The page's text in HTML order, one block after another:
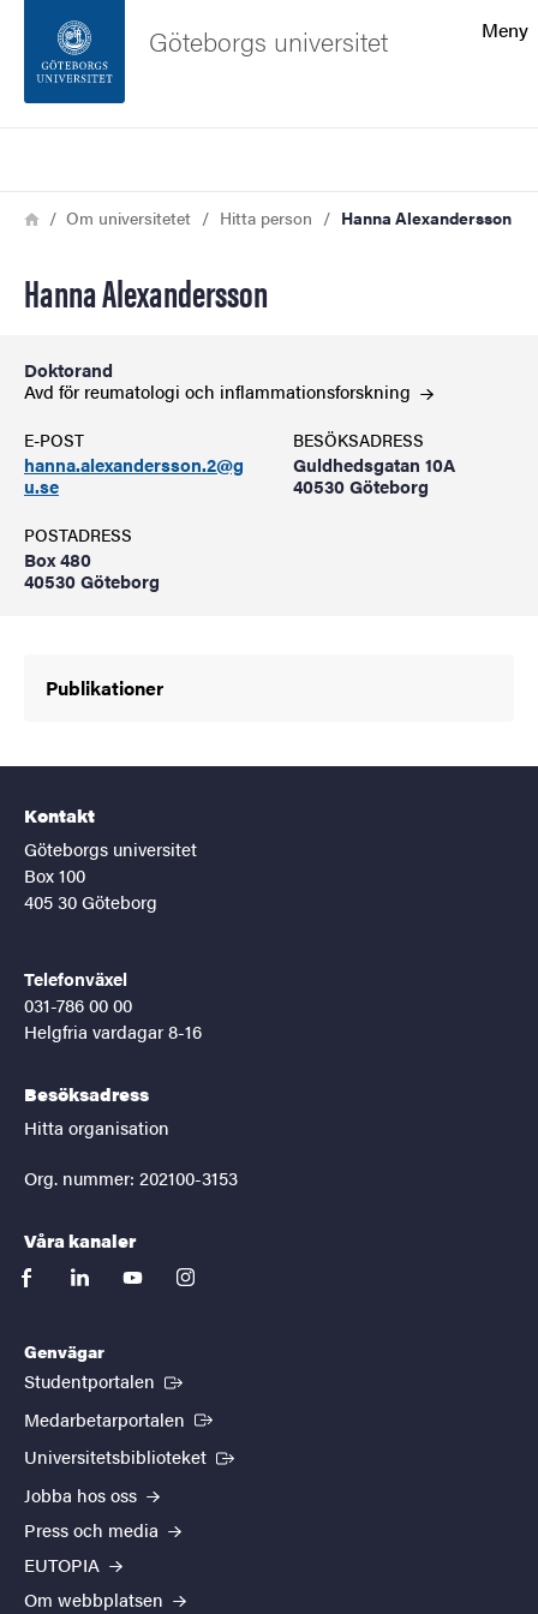
Sidfoten
Meny
Göteborgs universitet
Länkstig
HemOm universitetet Hitta person Hanna Alexandersson
Hanna Alexandersson
Doktorand
Avd för reumatologi och inflammationsforskning
E-POST
hanna.alexandersson.2@g
u.se
BESÖKSADRESS
Guldhedsgatan 10A
40530 Göteborg
POSTADRESS
Box 480
40530 Göteborg
Publikationer
Kontakt
Göteborgs universitet
Box 100
405 30 Göteborg
Telefonväxel
031-786 00 00
Helgfria vardagar 8-16
Besöksadress
Hitta organisation
Org. nummer: 202100-3153
Våra kanaler
facebooklinkedinyoutubeinstagram
Genvägar
Studentportalen (Extern länk)
Medarbetarportalen (Extern länk)
Universitetsbiblioteket (Extern länk)
Jobba hos oss
Press och media
EUTOPIA
Om webbplatsen